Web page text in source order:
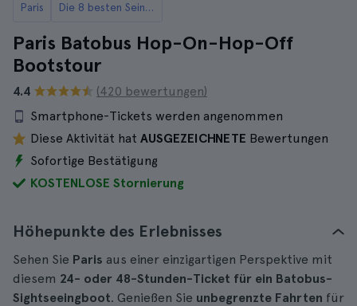
Paris Die 8 besten Seine-Kreuzfahrten
Paris Batobus Hop-On-Hop-Off
Bootstour
4.4
(420 bewertungen)
Smartphone-Tickets werden angenommen
Diese Aktivität hat AUSGEZEICHNETE Bewertungen
Sofortige Bestätigung
KOSTENLOSE Stornierung
Höhepunkte des Erlebnisses
Sehen Sie Paris aus einer einzigartigen Perspektive mit
diesem 24- oder 48-Stunden-Ticket für ein Batobus-
Sightseeingboot. Genießen Sie unbegrenzte Fahrten für